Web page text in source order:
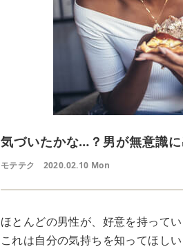
気づいたかな…？男が無意識に
モテテク 2020.02.10 Mon
ほとんどの男性が、好意を持って
これは自分の気持ちを知ってほし